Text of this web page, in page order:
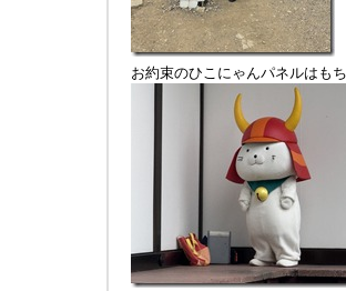
お約束のひこにゃんパネルはも